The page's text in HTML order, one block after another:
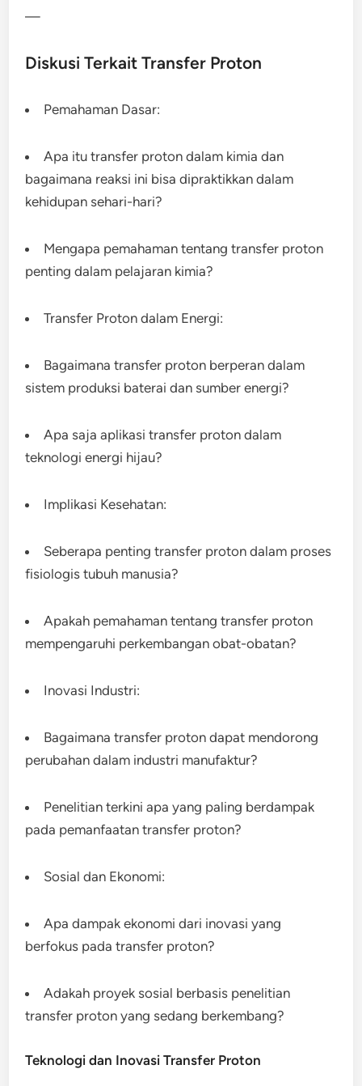
—
Diskusi Terkait Transfer Proton
Pemahaman Dasar:
Apa itu transfer proton dalam kimia dan
bagaimana reaksi ini bisa dipraktikkan dalam
kehidupan sehari-hari?
Mengapa pemahaman tentang transfer proton
penting dalam pelajaran kimia?
Transfer Proton dalam Energi:
Bagaimana transfer proton berperan dalam
sistem produksi baterai dan sumber energi?
Apa saja aplikasi transfer proton dalam
teknologi energi hijau?
Implikasi Kesehatan:
Seberapa penting transfer proton dalam proses
fisiologis tubuh manusia?
Apakah pemahaman tentang transfer proton
mempengaruhi perkembangan obat-obatan?
Inovasi Industri:
Bagaimana transfer proton dapat mendorong
perubahan dalam industri manufaktur?
Penelitian terkini apa yang paling berdampak
pada pemanfaatan transfer proton?
Sosial dan Ekonomi:
Apa dampak ekonomi dari inovasi yang
berfokus pada transfer proton?
Adakah proyek sosial berbasis penelitian
transfer proton yang sedang berkembang?
Teknologi dan Inovasi Transfer Proton